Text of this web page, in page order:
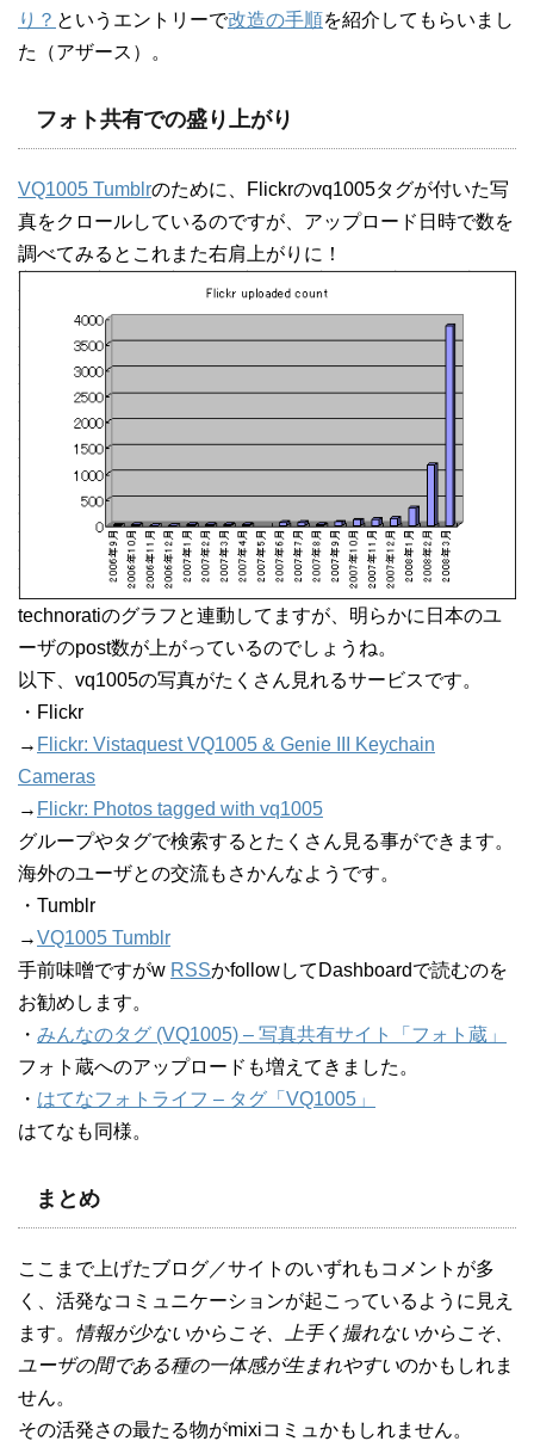
り？ というエントリーで改造の手順を紹介してもらいまし
た（アザース）。
フォト共有での盛り上がり
VQ1005 Tumblrのために、Flickrのvq1005タグが付いた写
真をクロールしているのですが、アップロード日時で数を
調べてみるとこれまた右肩上がりに！
technoratiのグラフと連動してますが、明らかに日本のユ
ーザのpost数が上がっているのでしょうね。
以下、vq1005の写真がたくさん見れるサービスです。
・Flickr
→ Flickr: Vistaquest VQ1005 & Genie III Keychain
Cameras
→ Flickr: Photos tagged with vq1005
グループやタグで検索するとたくさん見る事ができます。
海外のユーザとの交流もさかんなようです。
・Tumblr
→VQ1005 Tumblr
手前味噌ですがw RSSかfollowしてDashboardで読むのを
お勧めします。
・ みんなのタグ (VQ1005) – 写真共有サイト「フォト蔵」
フォト蔵へのアップロードも増えてきました。
・ はてなフォトライフ – タグ「VQ1005」
はてなも同様。
まとめ
ここまで上げたブログ／サイトのいずれもコメントが多
く、活発なコミュニケーションが起こっているように見え
ます。 情報が少ないからこそ、上手く撮れないからこそ、
ユーザの間である種の一体感が生まれやすいのかもしれま
せん。
その活発さの最たる物がmixiコミュかもしれません。